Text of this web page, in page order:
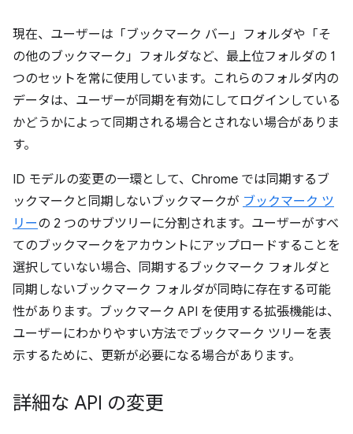
現在、ユーザーは「ブックマーク バー」フォルダや「そ
の他のブックマーク」フォルダなど、最上位フォルダの 1
つのセットを常に使用しています。これらのフォルダ内の
データは、ユーザーが同期を有効にしてログインしている
かどうかによって同期される場合とされない場合がありま
す。
ID モデルの変更の一環として、Chrome では同期するブ
ックマークと同期しないブックマークが ブックマーク ツ
リーの 2 つのサブツリーに分割されます。ユーザーがすべ
てのブックマークをアカウントにアップロードすることを
選択していない場合、同期するブックマーク フォルダと
同期しないブックマーク フォルダが同時に存在する可能
性があります。ブックマーク API を使用する拡張機能は、
ユーザーにわかりやすい方法でブックマーク ツリーを表
示するために、更新が必要になる場合があります。
詳細な API の変更